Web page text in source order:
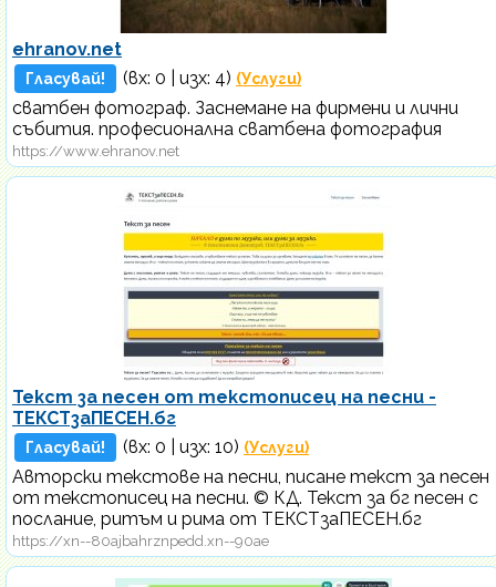
ehranov.net
Гласувай! (вх: 0 | изх: 4) (Услуги)
сватбен фотограф. Заснемане на фирмени и лични
събития. професионална сватбена фотография
https://www.ehranov.net
Текст за песен от текстописец на песни -
ТЕКСТзаПЕСЕН.бг
Гласувай! (вх: 0 | изх: 10) (Услуги)
Авторски текстове на песни, писане текст за песен
от текстописец на песни. © КД. Текст за бг песен с
послание, ритъм и рима от ТЕКСТзаПЕСЕН.бг
https://xn--80ajbahrznpedd.xn--90ae